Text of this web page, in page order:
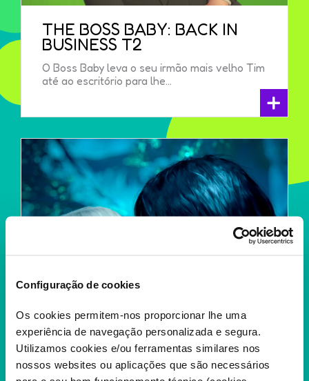
Configuração de cookies
Os cookies permitem-nos proporcionar lhe uma
experiência de navegação personalizada e segura.
Utilizamos cookies e/ou ferramentas similares nos
nossos websites ou aplicações que são necessários
THE BOSS BABY: BACK IN
BUSINESS T2
O Boss Baby leva o seu irmão mais velho Tim
até ao escritório para lhe...
+